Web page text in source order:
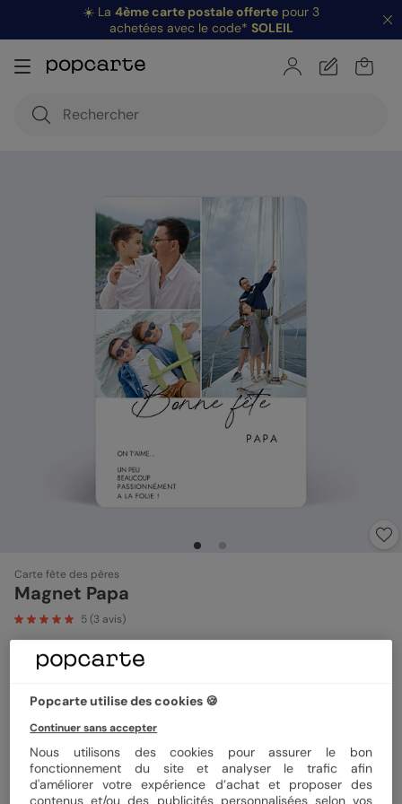
☀️ La 4ème carte postale offerte pour 3
achetées avec le code* SOLEIL
Carte fête des pères
Magnet Papa
5(3 avis)
Format
Quantité 1 magnet
Popcarte utilise des cookies 🍪
Continuer sans accepter
Nous utilisons des cookies pour assurer le bon
fonctionnement du site et analyser le trafic afin
d'améliorer votre expérience d’achat et proposer des
contenus et/ou des publicités personnalisées selon vos